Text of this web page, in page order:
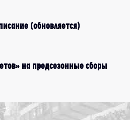
(обновляется)
на предсезонные сборы